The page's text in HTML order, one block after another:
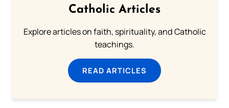
Catholic Articles
Explore articles on faith, spirituality, and Catholic
teachings.
READ ARTICLES